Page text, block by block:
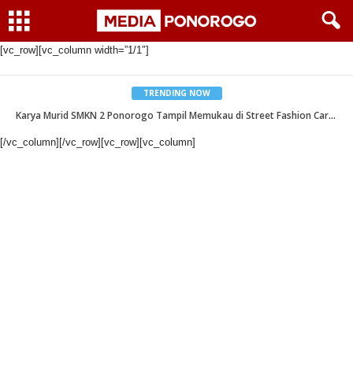
[vc_row][vc_column width=”1/1″]
TRENDING NOW
Karya Murid SMKN 2 Ponorogo Tampil Memukau di Street Fashion Carnival Ponorogo Creative Festival 2026
[/vc_column][/vc_row][vc_row][vc_column]